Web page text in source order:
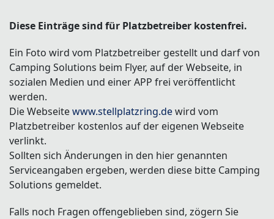
Diese Einträge sind für Platzbetreiber kostenfrei.
Ein Foto wird vom Platzbetreiber gestellt und darf von
Camping Solutions beim Flyer, auf der Webseite, in
sozialen Medien und einer APP frei veröffentlicht
werden.
Die Webseitewww.stellplatzring.dewird vom
Platzbetreiber kostenlos auf der eigenen Webseite
verlinkt.
Sollten sich Änderungen in den hier genannten
Serviceangaben ergeben, werden diese bitte Camping
Solutions gemeldet.
Falls noch Fragen offengeblieben sind, zögern Sie